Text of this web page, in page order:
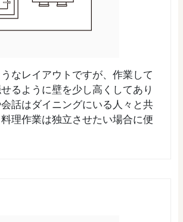
なレイアウトですが、作業して
るように壁を少し高くしてあり
話はダイニングにいる人々と共
理作業は独立させたい場合に便